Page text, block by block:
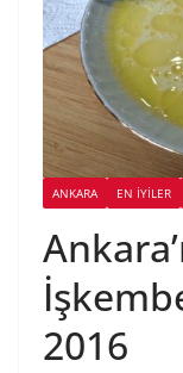
ANKARA EN İYILER
2016